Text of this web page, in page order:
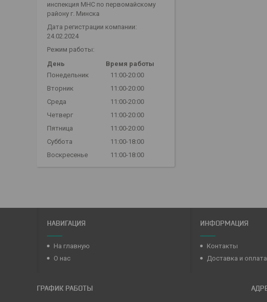
инспекция МНС по первомайскому
району г. Минска
Дата регистрации компании:
24.02.2024
Режим работы:
День
Время работы
Понедельник
11:00-20:00
Вторник
11:00-20:00
Среда
11:00-20:00
Четверг
11:00-20:00
Пятница
11:00-20:00
Суббота
11:00-18:00
Воскресенье
11:00-18:00
НАВИГАЦИЯ
На главную
О нас
ИНФОРМАЦИЯ
Контакты
Доставка и оплата
ГРАФИК РАБОТЫ